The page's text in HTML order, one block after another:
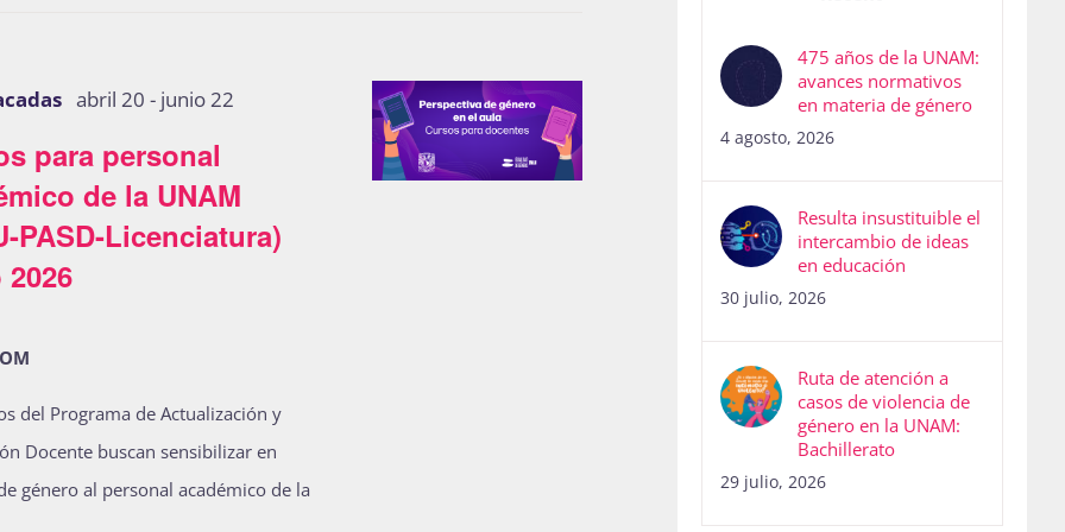
para personal
de la UNAM
PASD-Licenciatura)
abril 20 - junio 22
del Programa de Actualización y
Docente buscan sensibilizar en
género al personal académico de la
475 años de la UNAM:
avances normativos
en materia de género
4 agosto, 2026
Resulta insustituible el
intercambio de ideas
en educación
30 julio, 2026
Ruta de atención a
casos de violencia de
género en la UNAM:
Bachillerato
29 julio, 2026